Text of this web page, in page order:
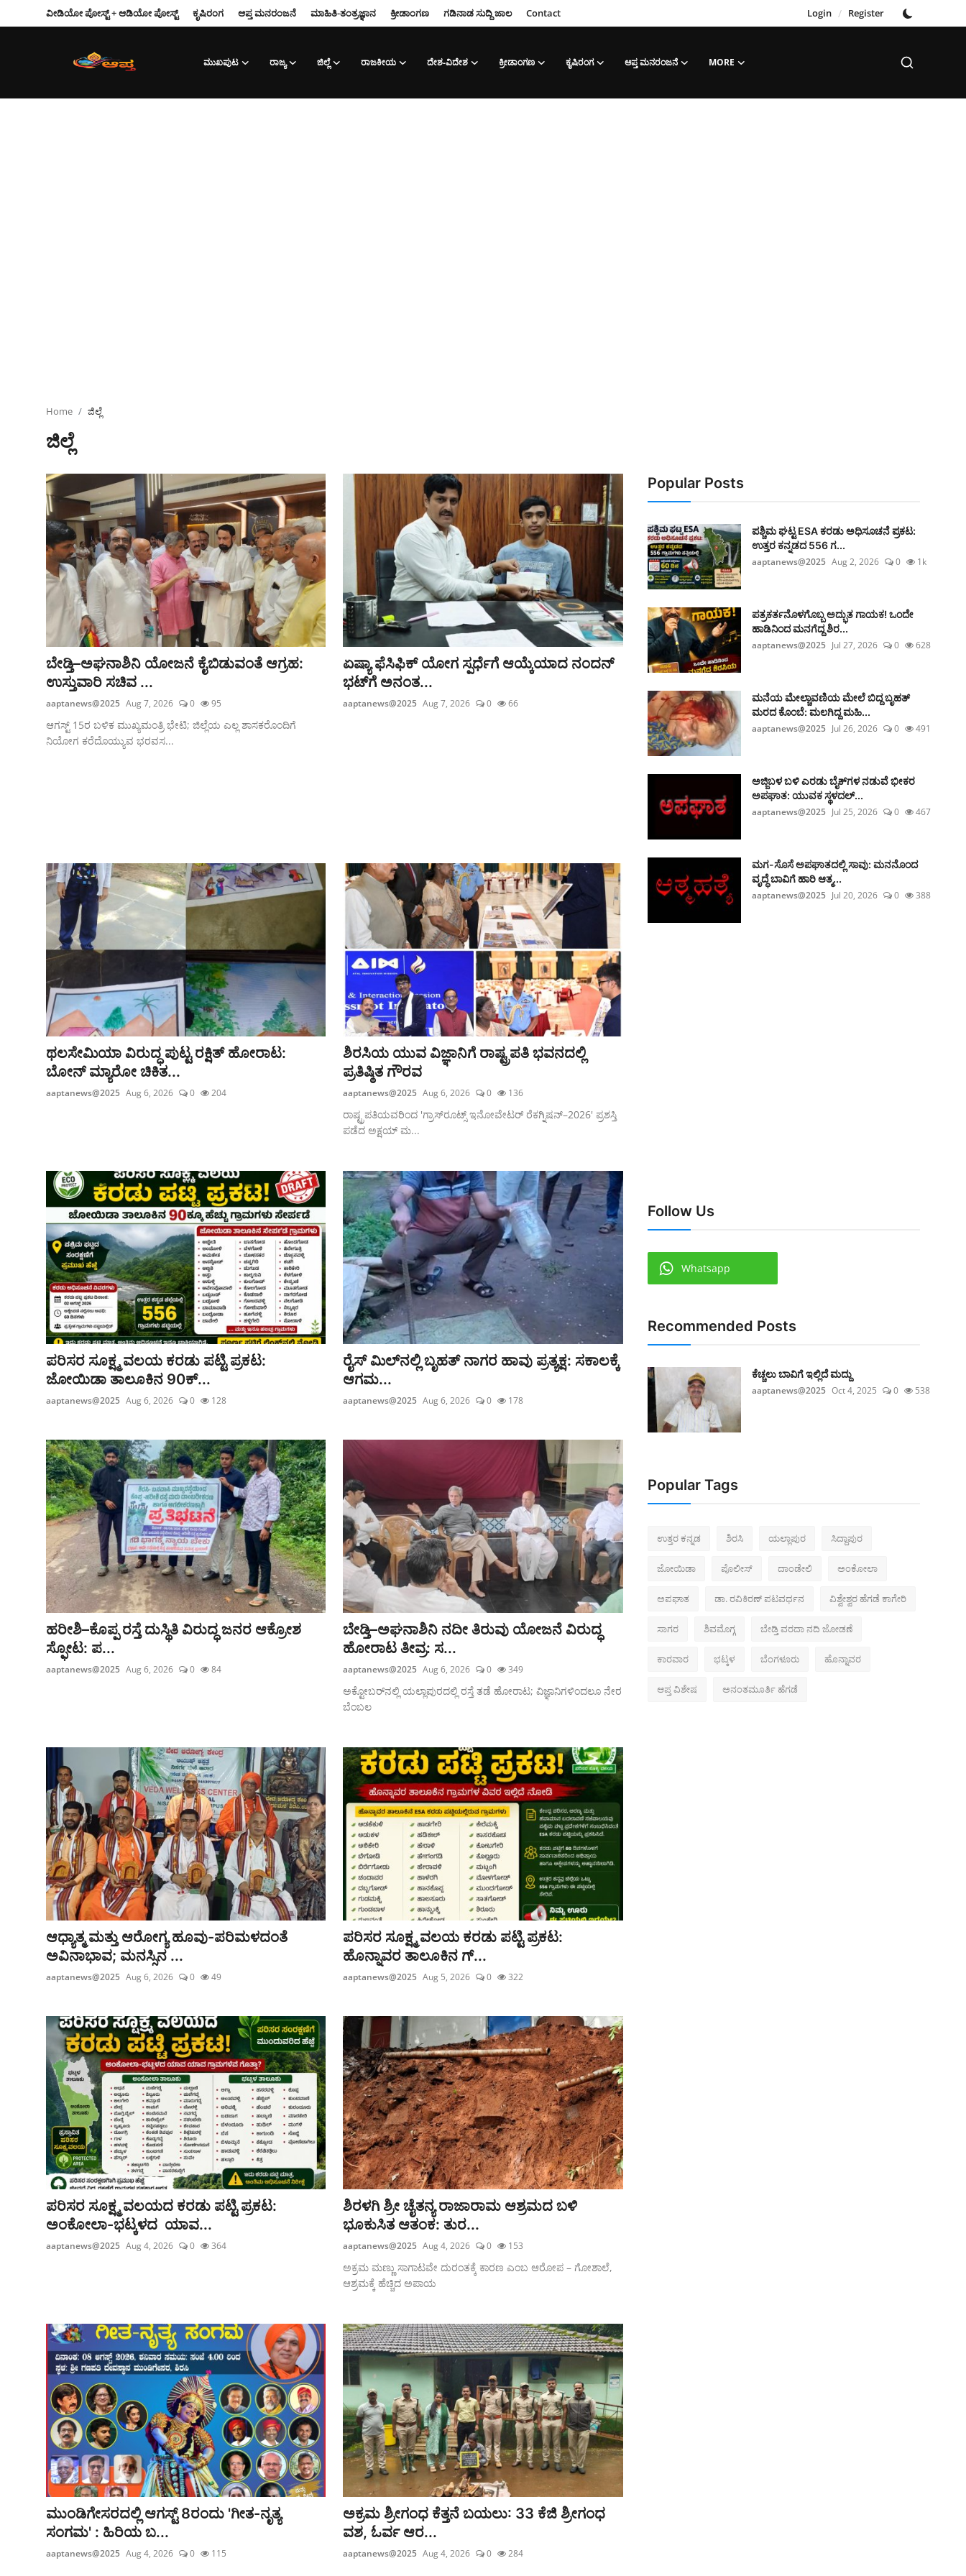
ವೀಡಿಯೋ ಪೋಸ್ಟ್ + ಆಡಿಯೋ ಪೋಸ್ಟ್ ಕೃಷಿರಂಗ ಆಪ್ತ‌ ಮನರಂಜನೆ ಮಾಹಿತಿ-ತಂತ್ರಜ್ಞಾನ ಕ್ರೀಡಾಂಗಣ ಗಡಿನಾಡ ಸುದ್ದಿ ಜಾಲ Contact Login / Register
ಮುಖಪುಟ ರಾಜ್ಯ ಜಿಲ್ಲೆ ರಾಜಕೀಯ ದೇಶ-ವಿದೇಶ ಕ್ರೀಡಾಂಗಣ ಕೃಷಿರಂಗ ಆಪ್ತ‌ ಮನರಂಜನೆ MORE
ರಾಜಕೀಯ
ದೇಶ-ವಿದೇಶ
Contact
ಕ್ರೀಡಾಂಗಣ
ಕೃಷಿರಂಗ
ಆಪ್ತ‌ ಮನರಂಜನೆ
ತಂತ್ರಜ್ಞಾನ
ವೈವಿಧ್ಯಮಯ
Home ಜಿಲ್ಲೆ
ಜಿಲ್ಲೆ
ಬೇಡ್ತಿ–ಅಘನಾಶಿನಿ ಯೋಜನೆ ಕೈಬಿಡುವಂತೆ ಆಗ್ರಹ:
ಉಸ್ತುವಾರಿ ಸಚಿವ ...
aaptanews@2025 Aug 7, 2026 0 95
ಆಗಸ್ಟ್ 15ರ ಬಳಿಕ ಮುಖ್ಯಮಂತ್ರಿ ಭೇಟಿ; ಜಿಲ್ಲೆಯ ಎಲ್ಲ ಶಾಸಕರೊಂದಿಗೆ
ನಿಯೋಗ ಕರೆದೊಯ್ಯುವ ಭರವಸ...
ಏಷ್ಯಾ ಫೆಸಿಫಿಕ್ ಯೋಗ ಸ್ಪರ್ಧೆಗೆ ಆಯ್ಕೆಯಾದ ನಂದನ್
ಭಟ್‌ಗೆ ಅನಂತ...
aaptanews@2025 Aug 7, 2026 0 66
ಥಲಸೇಮಿಯಾ ವಿರುದ್ಧ ಪುಟ್ಟ ರಕ್ಷಿತ್ ಹೋರಾಟ:
ಬೋನ್ ಮ್ಯಾರೋ ಚಿಕಿತ...
aaptanews@2025 Aug 6, 2026 0 204
ಶಿರಸಿಯ ಯುವ ವಿಜ್ಞಾನಿಗೆ ರಾಷ್ಟ್ರಪತಿ ಭವನದಲ್ಲಿ
ಪ್ರತಿಷ್ಠಿತ ಗೌರವ
aaptanews@2025 Aug 6, 2026 0 136
ರಾಷ್ಟ್ರಪತಿಯವರಿಂದ 'ಗ್ರಾಸ್‌ರೂಟ್ಸ್ ಇನೋವೇಟರ್ ರೆಕಗ್ನಿಷನ್–2026' ಪ್ರಶಸ್ತಿ
ಪಡೆದ ಅಕ್ಷಯ್ ಮ...
ಪರಿಸರ ಸೂಕ್ಷ್ಮ ವಲಯ ಕರಡು ಪಟ್ಟಿ ಪ್ರಕಟ:
ಜೋಯಿಡಾ ತಾಲೂಕಿನ 90ಕ್...
aaptanews@2025 Aug 6, 2026 0 128
ರೈಸ್ ಮಿಲ್‌ನಲ್ಲಿ ಬೃಹತ್ ನಾಗರ ಹಾವು ಪ್ರತ್ಯಕ್ಷ: ಸಕಾಲಕ್ಕೆ
ಆಗಮ...
aaptanews@2025 Aug 6, 2026 0 178
ಹರೀಶಿ–ಕೊಪ್ಪ ರಸ್ತೆ ದುಸ್ಥಿತಿ ವಿರುದ್ಧ ಜನರ ಆಕ್ರೋಶ
ಸ್ಫೋಟ: ಪ...
aaptanews@2025 Aug 6, 2026 0 84
ಬೇಡ್ತಿ–ಅಘನಾಶಿನಿ ನದೀ ತಿರುವು ಯೋಜನೆ ವಿರುದ್ಧ
ಹೋರಾಟ ತೀವ್ರ: ಸ...
aaptanews@2025 Aug 6, 2026 0 349
ಅಕ್ಟೋಬರ್‌ನಲ್ಲಿ ಯಲ್ಲಾಪುರದಲ್ಲಿ ರಸ್ತೆ ತಡೆ ಹೋರಾಟ; ವಿಜ್ಞಾನಿಗಳಿಂದಲೂ ನೇರ
ಬೆಂಬಲ
ಆಧ್ಯಾತ್ಮ ಮತ್ತು ಆರೋಗ್ಯ ಹೂವು-ಪರಿಮಳದಂತೆ
ಅವಿನಾಭಾವ; ಮನಸ್ಸಿನ ...
aaptanews@2025 Aug 6, 2026 0 49
ಪರಿಸರ ಸೂಕ್ಷ್ಮ ವಲಯ ಕರಡು ಪಟ್ಟಿ ಪ್ರಕಟ:
ಹೊನ್ನಾವರ ತಾಲೂಕಿನ ಗ್...
aaptanews@2025 Aug 5, 2026 0 322
ಪರಿಸರ ಸೂಕ್ಷ್ಮ ವಲಯದ ಕರಡು ಪಟ್ಟಿ ಪ್ರಕಟ:
ಅಂಕೋಲಾ-ಭಟ್ಕಳದ ಯಾವ...
aaptanews@2025 Aug 4, 2026 0 364
ಶಿರಳಗಿ ಶ್ರೀ ಚೈತನ್ಯ ರಾಜಾರಾಮ ಆಶ್ರಮದ ಬಳಿ
ಭೂಕುಸಿತ ಆತಂಕ: ತುರ...
aaptanews@2025 Aug 4, 2026 0 153
ಅಕ್ರಮ ಮಣ್ಣು ಸಾಗಾಟವೇ ದುರಂತಕ್ಕೆ ಕಾರಣ ಎಂಬ ಆರೋಪ – ಗೋಶಾಲೆ,
ಆಶ್ರಮಕ್ಕೆ ಹೆಚ್ಚಿದ ಅಪಾಯ
ಮುಂಡಿಗೇಸರದಲ್ಲಿ ಆಗಸ್ಟ್‌ 8ರಂದು 'ಗೀತ-ನೃತ್ಯ
ಸಂಗಮ' : ಹಿರಿಯ ಬ...
aaptanews@2025 Aug 4, 2026 0 115
ಅಕ್ರಮ ಶ್ರೀಗಂಧ ಕೆತ್ತನೆ ಬಯಲು: 33 ಕೆಜಿ ಶ್ರೀಗಂಧ
ವಶ, ಓರ್ವ ಆರ...
aaptanews@2025 Aug 4, 2026 0 284
Popular Posts
ಪಶ್ಚಿಮ ಘಟ್ಟ ESA ಕರಡು ಅಧಿಸೂಚನೆ ಪ್ರಕಟ:
ಉತ್ತರ ಕನ್ನಡದ 556 ಗ...
aaptanews@2025 Aug 2, 2026 0 1k
ಪತ್ರಕರ್ತನೊಳಗೊಬ್ಬ ಅದ್ಭುತ ಗಾಯಕ! ಒಂದೇ
ಹಾಡಿನಿಂದ ಮನಗೆದ್ದ ಶಿರ...
aaptanews@2025 Jul 27, 2026 0 628
ಮನೆಯ ಮೇಲ್ಚಾವಣಿಯ ಮೇಲೆ ಬಿದ್ದ ಬೃಹತ್
ಮರದ ಕೊಂಬೆ: ಮಲಗಿದ್ದ ಮಹಿ...
aaptanews@2025 Jul 26, 2026 0 491
ಅಜ್ಜಿಬಳ ಬಳಿ ಎರಡು ಬೈಕ್‌ಗಳ ನಡುವೆ ಭೀಕರ
ಅಪಘಾತ: ಯುವಕ ಸ್ಥಳದಲ್...
aaptanews@2025 Jul 25, 2026 0 467
ಮಗ-ಸೊಸೆ ಅಪಘಾತದಲ್ಲಿ ಸಾವು: ಮನನೊಂದ
ವೃದ್ಧೆ ಬಾವಿಗೆ ಹಾರಿ ಆತ್ಮ...
aaptanews@2025 Jul 20, 2026 0 388
Follow Us
Whatsapp
Recommended Posts
ಕೆಚ್ಚಲು ಬಾವಿಗೆ ಇಲ್ಲಿದೆ ಮದ್ದು
aaptanews@2025 Oct 4, 2025 0 538
Popular Tags
ಉತ್ತರ ಕನ್ನಡ ಶಿರಸಿ ಯಲ್ಲಾಪುರ ಸಿದ್ದಾಪುರ
ಜೋಯಿಡಾ ಪೊಲೀಸ್‌ ದಾಂಡೇಲಿ ಅಂಕೋಲಾ
ಅಪಘಾತ ಡಾ. ರವಿಕಿರಣ್ ಪಟವರ್ಧನ ವಿಶ್ವೇಶ್ವರ ಹೆಗಡೆ ಕಾಗೇರಿ
ಸಾಗರ ಶಿವಮೊಗ್ಗ ಬೇಡ್ತಿ ವರದಾ ನದಿ ಜೋಡಣೆ
ಕಾರವಾರ ಭಟ್ಕಳ ಬೆಂಗಳೂರು ಹೊನ್ನಾವರ
ಆಪ್ತ ವಿಶೇಷ ಅನಂತಮೂರ್ತಿ ಹೆಗಡೆ